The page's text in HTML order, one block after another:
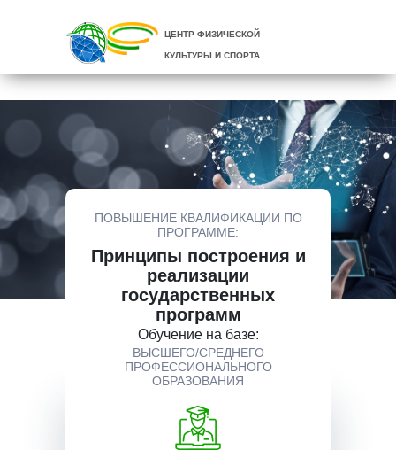
ЦЕНТР ФИЗИЧЕСКОЙ
КУЛЬТУРЫ И СПОРТА
ПОВЫШЕНИЕ КВАЛИФИКАЦИИ ПО
ПРОГРАММЕ:
Принципы построения и
реализации
государственных
программ
Обучение на базе:
ВЫСШЕГО/СРЕДНЕГО
ПРОФЕССИОНАЛЬНОГО
ОБРАЗОВАНИЯ
Описание курса